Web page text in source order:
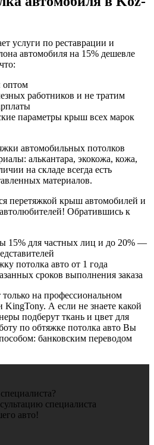
услуги по реставрации и
автомобиля на 15% дешевле
оптом
работников и не тратим
параметры крыш всех марок
автомобильных потолков
алькантара, экокожа, кожа,
на складе всегда есть
материалов.
перетяжкой крыш автомобилей и
Обратившись к
15% для частных лиц и до 20% —
потолка авто от 1 года
сроков выполнения заказа
на профессиональном
А если не знаете какой
подберут ткань и цвет для
по обтяжке потолка авто Вы
банковским переводом
специалиста
авто!